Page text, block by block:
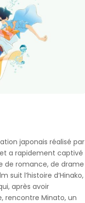
japonais réalisé par
et a rapidement captivé
de romance, de drame
suit l’histoire d’Hinako,
après avoir
rencontre Minato, un